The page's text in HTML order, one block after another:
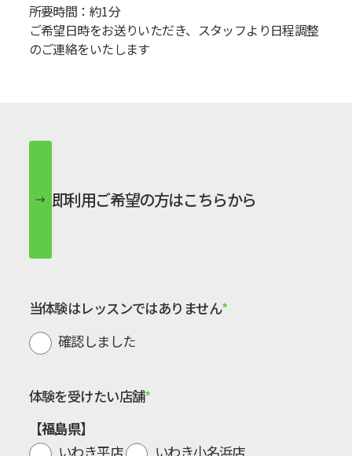
所要時間：約1分
ご希望日時をお送りいただき、スタッフより日程調整
のご連絡をいたします
即利用ご希望の方はこちらから
当体験はレッスンではありません
確認しました
体験を受けたい店舗
【福島県】
いわき平店
いわき小名浜店